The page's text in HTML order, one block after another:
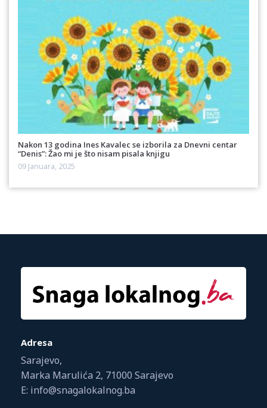
Nakon 13 godina Ines Kavalec se izborila za Dnevni centar
“Denis”: Žao mi je što nisam pisala knjigu
09 Januara, 2025
Adresa
Sarajevo,
Marka Marulića 2, 71000 Sarajevo
E: info@snagalokalnog.ba